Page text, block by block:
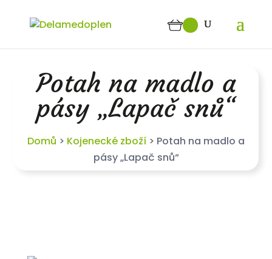
Potah na madlo a
pásy „Lapač snů“
Domů > Kojenecké zboží > Potah na madlo a
pásy „Lapač snů“